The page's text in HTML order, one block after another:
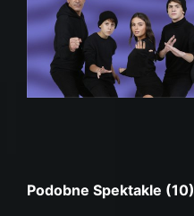
Podobne Spektakle (10)